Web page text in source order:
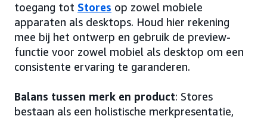
toegang tot Stores op zowel mobiele
apparaten als desktops. Houd hier rekening
mee bij het ontwerp en gebruik de preview-
functie voor zowel mobiel als desktop om een
consistente ervaring te garanderen.
Balans tussen merk en product: Stores
bestaan als een holistische merkpresentatie,